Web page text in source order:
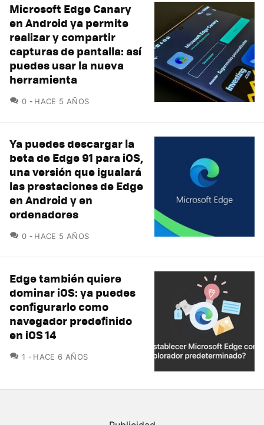
Microsoft Edge Canary
en Android ya permite
realizar y compartir
capturas de pantalla: así
puedes usar la nueva
herramienta
0 COMENTARIOS
HACE 5 AÑOS
Ya puedes descargar la
beta de Edge 91 para iOS,
una versión que igualará
las prestaciones de Edge
en Android y en
ordenadores
0 COMENTARIOS
HACE 5 AÑOS
Edge también quiere
dominar iOS: ya puedes
configurarlo como
navegador predefinido
en iOS 14
1 COMENTARIOS
HACE 6 AÑOS